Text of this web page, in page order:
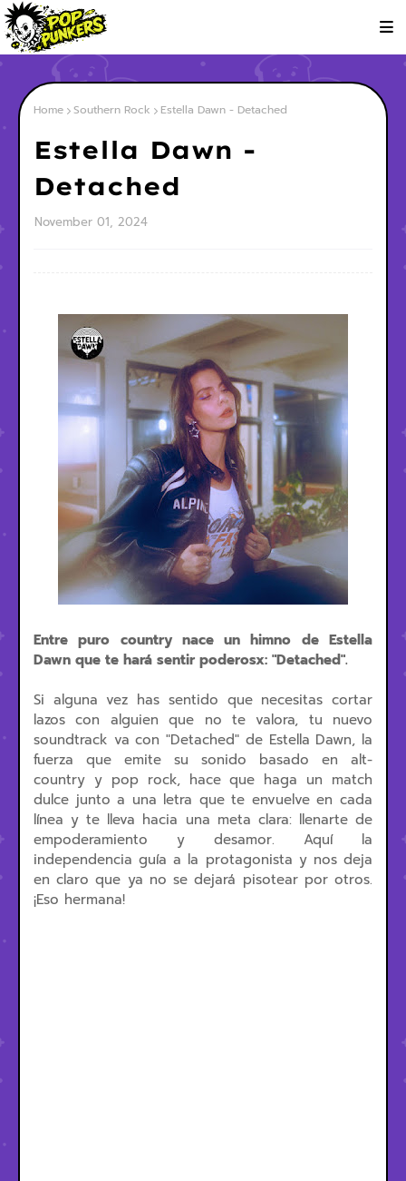
Home Southern Rock Estella Dawn - Detached
Estella Dawn -
Detached
November 01, 2024
Entre puro country nace un himno de Estella
Dawn que te hará sentir poderosx: "Detached".
Si alguna vez has sentido que necesitas cortar
lazos con alguien que no te valora, tu nuevo
soundtrack va con "Detached" de Estella Dawn, la
fuerza que emite su sonido basado en alt-
country y pop rock, hace que haga un match
dulce junto a una letra que te envuelve en cada
línea y te lleva hacia una meta clara: llenarte de
empoderamiento y desamor. Aquí la
independencia guía a la protagonista y nos deja
en claro que ya no se dejará pisotear por otros.
¡Eso hermana!